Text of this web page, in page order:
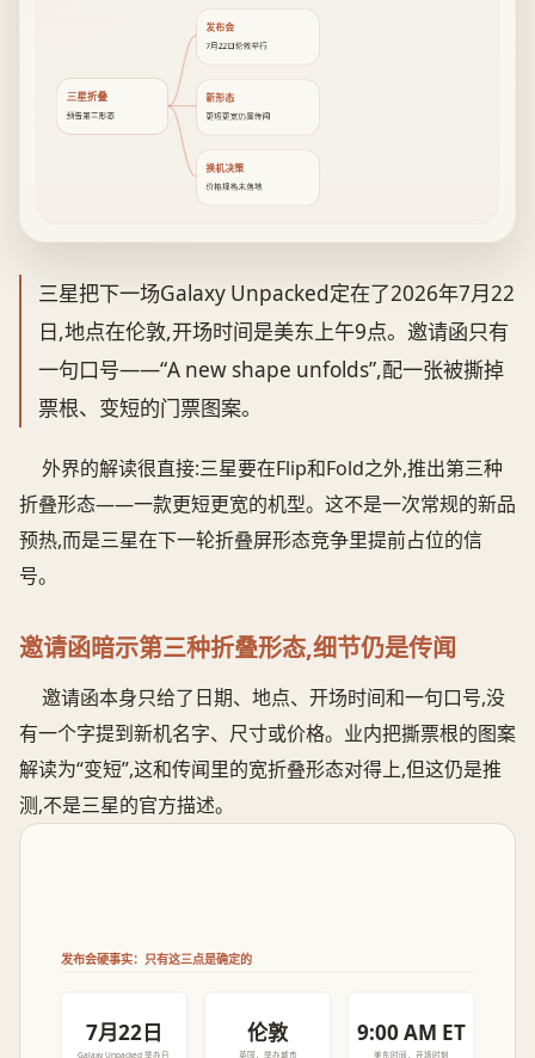
三星折叠
预告第三形态
发布会
7月22日伦敦举行
新形态
更短更宽仍属传闻
换机决策
价格规格未落地
三星把下一场Galaxy Unpacked定在了2026年7月22
日,地点在伦敦,开场时间是美东上午9点。邀请函只有
一句口号——“A new shape unfolds”,配一张被撕掉
票根、变短的门票图案。
外界的解读很直接:三星要在Flip和Fold之外,推出第三种
折叠形态——一款更短更宽的机型。这不是一次常规的新品
预热,而是三星在下一轮折叠屏形态竞争里提前占位的信
号。
邀请函暗示第三种折叠形态,细节仍是传闻
邀请函本身只给了日期、地点、开场时间和一句口号,没
有一个字提到新机名字、尺寸或价格。业内把撕票根的图案
解读为“变短”,这和传闻里的宽折叠形态对得上,但这仍是推
测,不是三星的官方描述。
发布会硬事实：只有这三点是确定的
7月22日
Galaxy Unpacked 举办日
伦敦
英国，举办城市
9:00 AM ET
美东时间，开场时刻